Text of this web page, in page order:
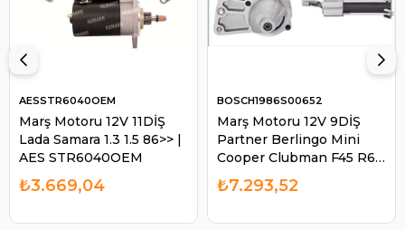
Marş Motoru 12V 11DİŞ
Lada Samara 1.3 1.5 86>> |
AES STR6040OEM
AESSTR6040OEM
₺3.669,04
Marş Motoru 12V 9DİŞ
Partner Berlingo Mini
Cooper Clubman F45 R60
| BOSCH 1986S00652
BOSCH1986S00652
₺7.293,52